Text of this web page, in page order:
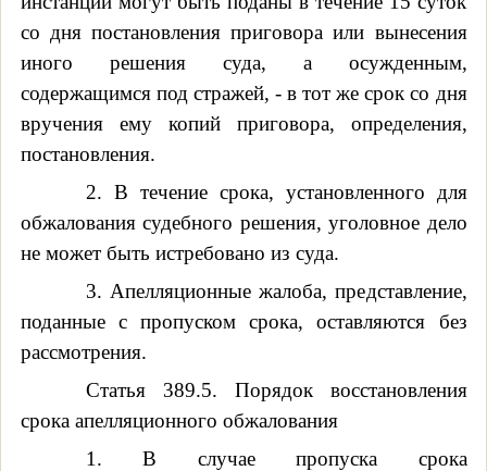
со дня постановления приговора или вынесения
иного решения суда, а осужденным,
содержащимся под стражей, - в тот же срок со дня
вручения ему копий приговора, определения,
постановления.
2. В течение срока, установленного для
обжалования судебного решения, уголовное дело
не может быть истребовано из суда.
3. Апелляционные жалоба, представление,
поданные с пропуском срока, оставляются без
рассмотрения.
Статья 389.5. Порядок восстановления
срока апелляционного обжалования
1. В случае пропуска срока